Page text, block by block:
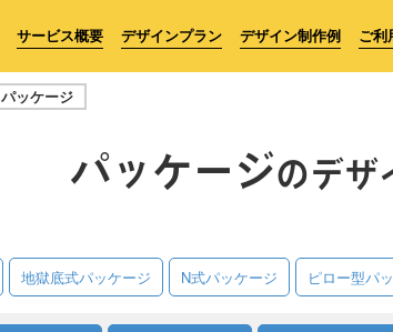
サービス概要 デザインプラン デザイン制作例 ご利
パッケージ
パッケージのデザ
地獄底式パッケージ N式パッケージ ピロー型パ